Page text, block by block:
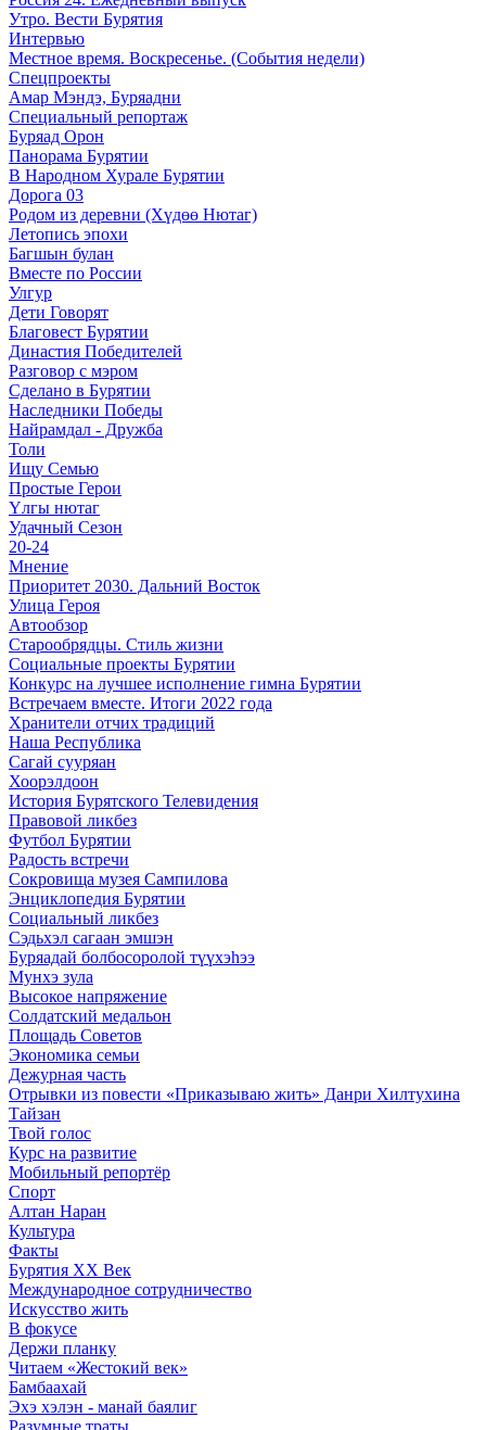
Утро. Вести Бурятия
Интервью
Местное время. Воскресенье. (События недели)
Спецпроекты
Амар Мэндэ, Буряадни
Специальный репортаж
Буряад Орон
Панорама Бурятии
В Народном Хурале Бурятии
Дорога 03
Родом из деревни (Хүдөө Нютаг)
Летопись эпохи
Багшын булан
Вместе по России
Улгур
Дети Говорят
Благовест Бурятии
Династия Победителей
Разговор с мэром
Сделано в Бурятии
Наследники Победы
Найрамдал - Дружба
Толи
Ищу Cемью
Простые Герои
Үлгы нютаг
Удачный Сезон
20-24
Мнение
Приоритет 2030. Дальний Восток
Улица Героя
Автообзор
Старообрядцы. Cтиль жизни
Социальные проекты Бурятии
Конкурс на лучшее исполнение гимна Бурятии
Встречаем вместе. Итоги 2022 года
Хранители отчих традиций
Наша Республика
Сагай сууряан
Хоорэлдоон
История Бурятского Телевидения
Правовой ликбез
Футбол Бурятии
Радость встречи
Сокровища музея Сампилова
Энциклопедия Бурятии
Социальный ликбез
Сэдьхэл сагаан эмшэн
Буряадай болбосоролой түүхэhээ
Мунхэ зула
Высокое напряжение
Солдатский медальон
Площадь Советов
Экономика семьи
Дежурная часть
Отрывки из повести «Приказываю жить» Данри Хилтухина
Тайзан
Твой голос
Курс на развитие
Мобильный репортёр
Спорт
Алтан Наран
Культура
Факты
Бурятия XX Век
Международное сотрудничество
Искусство жить
В фокусе
Держи планку
Читаем «Жестокий век»
Бамбаахай
Эхэ хэлэн - манай баялиг
Разумные траты